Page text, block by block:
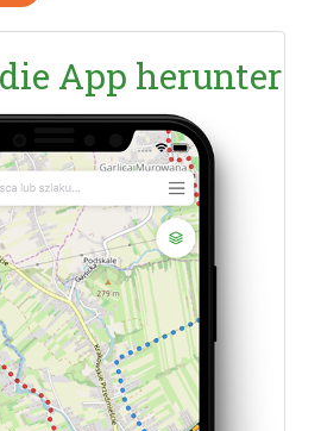
App herunter